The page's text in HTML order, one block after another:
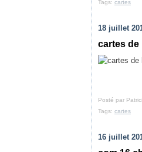
Tags: cartes
18 juillet
cartes de
Posté par
Tags: cartes
16 juillet